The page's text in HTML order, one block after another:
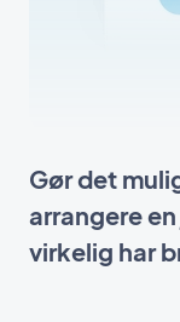
Gør det
arrangere
virkelig har